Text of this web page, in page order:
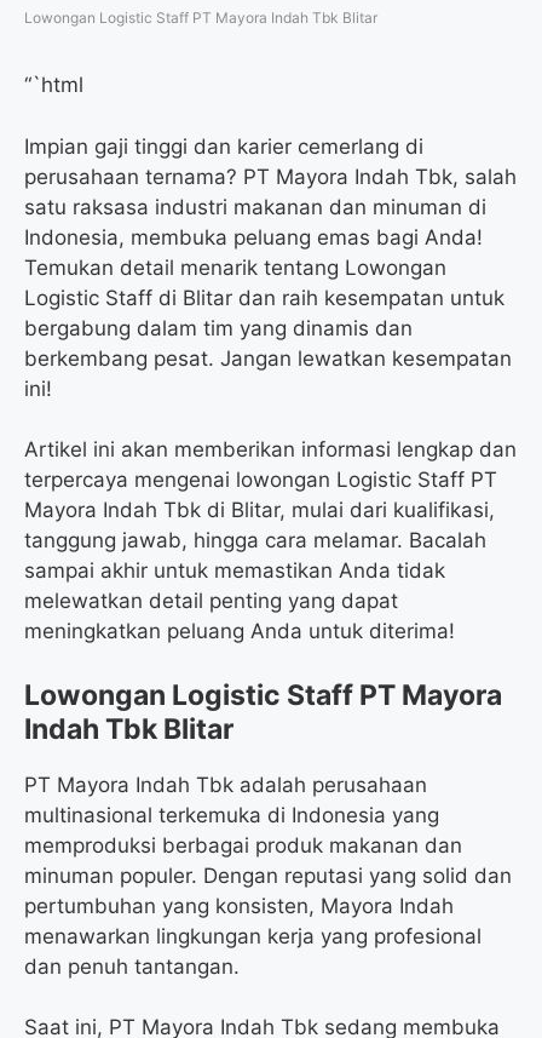
Lowongan Logistic Staff PT Mayora Indah Tbk Blitar
“`html
Impian gaji tinggi dan karier cemerlang di
perusahaan ternama? PT Mayora Indah Tbk, salah
satu raksasa industri makanan dan minuman di
Indonesia, membuka peluang emas bagi Anda!
Temukan detail menarik tentang Lowongan
Logistic Staff di Blitar dan raih kesempatan untuk
bergabung dalam tim yang dinamis dan
berkembang pesat. Jangan lewatkan kesempatan
ini!
Artikel ini akan memberikan informasi lengkap dan
terpercaya mengenai lowongan Logistic Staff PT
Mayora Indah Tbk di Blitar, mulai dari kualifikasi,
tanggung jawab, hingga cara melamar. Bacalah
sampai akhir untuk memastikan Anda tidak
melewatkan detail penting yang dapat
meningkatkan peluang Anda untuk diterima!
Lowongan Logistic Staff PT Mayora
Indah Tbk Blitar
PT Mayora Indah Tbk adalah perusahaan
multinasional terkemuka di Indonesia yang
memproduksi berbagai produk makanan dan
minuman populer. Dengan reputasi yang solid dan
pertumbuhan yang konsisten, Mayora Indah
menawarkan lingkungan kerja yang profesional
dan penuh tantangan.
Saat ini, PT Mayora Indah Tbk sedang membuka